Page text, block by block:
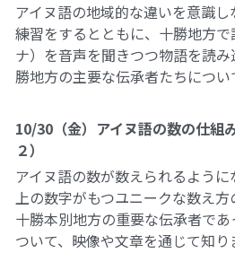
アイヌ語の地域的な違いを意識
練習をするとともに、十勝地方
ナ）を音声を聞きつつ物語を読
勝地方の主要な伝承者たちについ
10/30（金）アイヌ語の数の仕組
２）
アイヌ語の数が数えられるよう
上の数字がもつユニークな数え方
十勝本別地方の重要な伝承者で
ついて、映像や文章を通じて知り